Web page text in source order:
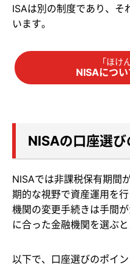
ISAは別の制度であり、そ
います。
「ほけ
NISAにつ
NISAの口座選び
NISAでは非課税保有期間
期的な視野で資産運用を
機関の変更手続きは手間
に合った金融機関を選ぶと
以下で、口座選びのポイ